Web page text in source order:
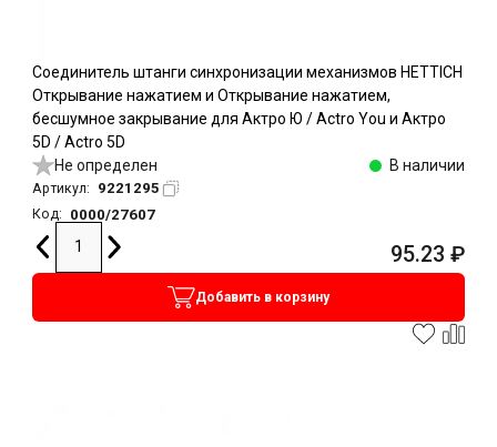
Соединитель штанги синхронизации механизмов HETTICH
Открывание нажатием и Открывание нажатием,
бесшумное закрывание для Актро Ю / Actro You и Актро
5D / Actro 5D
Не определен
В наличии
Артикул: 9221295
Код: 0000/27607
95.23 ₽
Добавить в корзину